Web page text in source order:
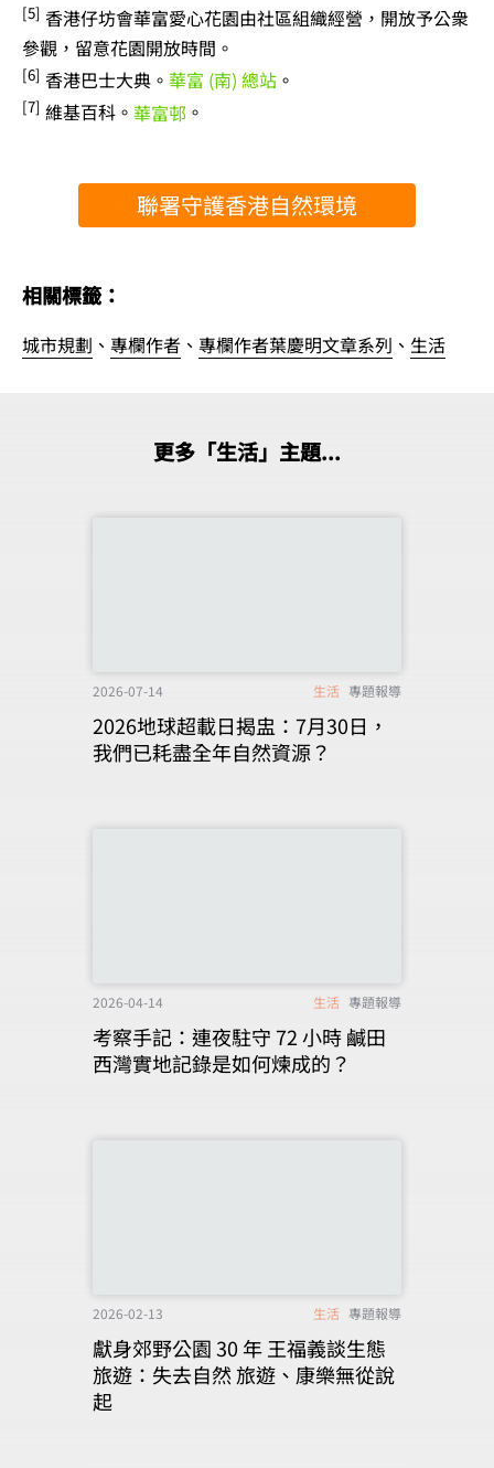
[5] 香港仔坊會華富愛心花園由社區組織經營，開放予公衆
參觀，留意花園開放時間。
[6] 香港巴士大典。 華富 (南) 總站 。
[7] 維基百科。 華富邨 。
聯署守護香港自然環境
相關標籤：
城市規劃 、 專欄作者 、 專欄作者葉慶明文章系列 、 生活
更多「生活」主題...
2026-07-14 生活 專題報導
2026地球超載日揭盅：7月30日，
我們已耗盡全年自然資源？
2026-04-14 生活 專題報導
考察手記：連夜駐守 72 小時 鹹田
西灣實地記錄是如何煉成的？
2026-02-13 生活 專題報導
獻身郊野公園 30 年 王福義談生態
旅遊：失去自然 旅遊、康樂無從說
起